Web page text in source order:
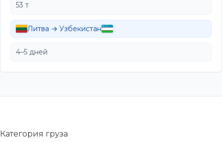
53 т
Литва → Узбекистан
4–5 дней
Категория груза